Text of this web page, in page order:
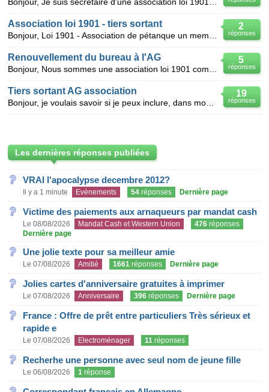
2
réponses
Association loi 1901 - tiers sortant
5
réponses
Renouvellement du bureau à l'AG
19
réponses
Tiers sortant AG association
Les dernières réponses publiées
VRAI l'apocalypse decembre 2012?
Il y a 1 minute Evènements 54 réponses Dernière page
Victime des paiements aux arnaqueurs par mandat cash
Le 08/08/2026 Mandat Cash et Western Union 476 réponses
Dernière page
Une jolie texte pour sa meilleur amie
Le 07/08/2026 Amitié 1661 réponses Dernière page
Jolies cartes d'anniversaire gratuites à imprimer
Le 07/08/2026 Anniversaire 396 réponses Dernière page
France : Offre de prêt entre particuliers Très sérieux et
rapide e
Le 07/08/2026 Electroménager 11 réponses
Recherhe une personne avec seul nom de jeune fille
Le 06/08/2026 1 réponse